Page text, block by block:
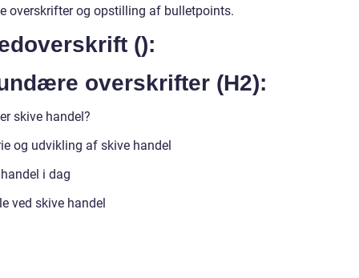
overskrifter og opstilling af bulletpoints.
():
overskrifter (H2):
skive handel?
og udvikling af skive handel
i dag
ved skive handel